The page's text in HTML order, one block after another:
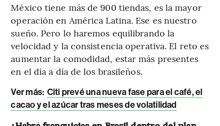
México tiene más de 900 tiendas, es la mayor
operación en América Latina. Ese es nuestro
sueño. Pero lo haremos equilibrando la
velocidad y la consistencia operativa. El reto es
aumentar la comodidad, estar más presentes
en el día a día de los brasileños.
Ver más: Citi prevé una nueva fase para el café, el
cacao y el azúcar tras meses de volatilidad